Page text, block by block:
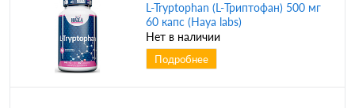
L-Tryptophan (L-Триптофан) 500 мг
60 капс (Haya labs)
Нет в наличии
Подробнее